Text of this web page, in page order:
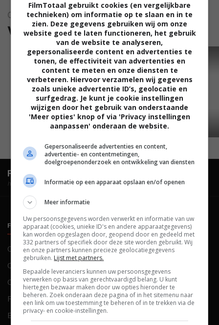
Orphée
video's (1)
03:32
TRAILER
FilmTotaal.
hosted by
FILMTOTAAL
Contact
Over ons
Colofon
FAQ
Blog
BELEID
Privacy
Cookies
Cookievoorkeuren
FilmTotaal gebruikt cookies (en vergelijkbare
technieken) om informatie op te slaan en in te
zien. Deze gegevens gebruiken wij om onze
website goed te laten functioneren, het gebruik
van de website te analyseren,
gepersonaliseerde content en advertenties te
tonen, de effectiviteit van advertenties en
content te meten en onze diensten te
verbeteren. Hiervoor verzamelen wij gegevens
zoals unieke advertentie ID’s, geolocatie en
surfgedrag. Je kunt je cookie instellingen
wijzigen door het gebruik van onderstaande
'Meer opties' knop of via 'Privacy instellingen
aanpassen' onderaan de website.
Gepersonaliseerde advertenties en content,
advertentie- en contentmetingen,
doelgroepenonderzoek en ontwikkeling van diensten
Informatie op een apparaat opslaan en/of openen
Meer informatie
Uw persoonsgegevens worden verwerkt en informatie van uw
apparaat (cookies, unieke ID's en andere apparaatgegevens)
kan worden opgeslagen door, geopend door en gedeeld met
332 partners of specifiek door deze site worden gebruikt. Wij
en onze partners kunnen precieze geolocatiegegevens
gebruiken. Lijst met partners.
Bepaalde leveranciers kunnen uw persoonsgegevens
verwerken op basis van gerechtvaardigd belang. U kunt
hiertegen bezwaar maken door uw opties hieronder te
beheren. Zoek onderaan deze pagina of in het sitemenu naar
een link om uw toestemming te beheren of in te trekken via de
privacy- en cookie-instellingen.